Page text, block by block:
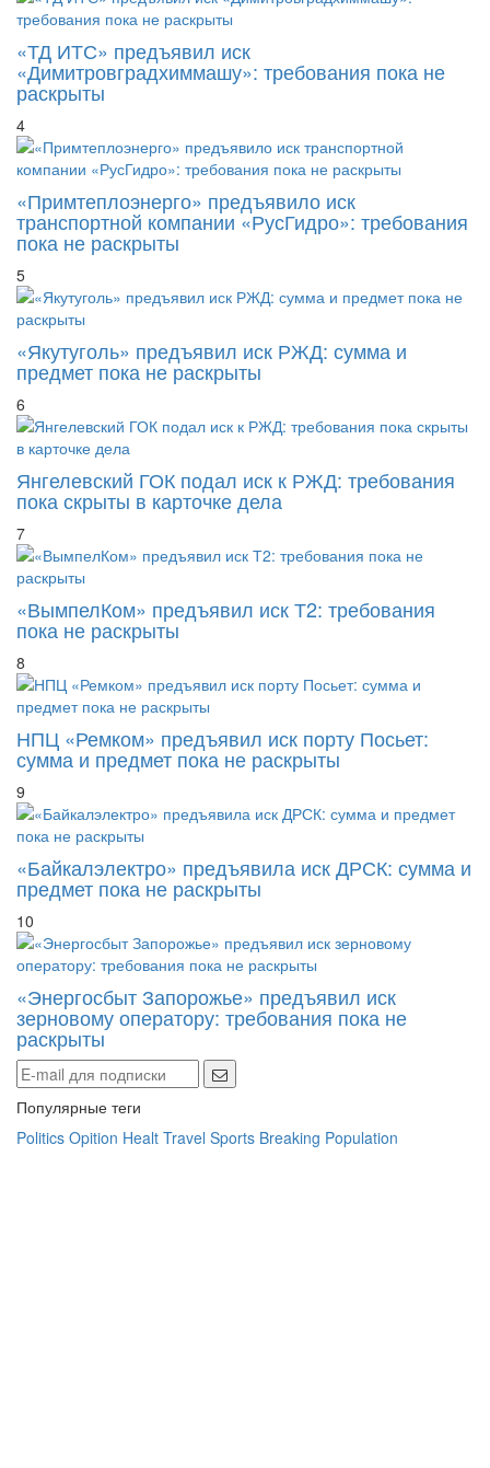
«ТД ИТС» предъявил иск
«Димитровградхиммашу»: требования пока не
раскрыты
4
«Примтеплоэнерго» предъявило иск
транспортной компании «РусГидро»: требования
пока не раскрыты
5
«Якутуголь» предъявил иск РЖД: сумма и
предмет пока не раскрыты
6
Янгелевский ГОК подал иск к РЖД: требования
пока скрыты в карточке дела
7
«ВымпелКом» предъявил иск Т2: требования
пока не раскрыты
8
НПЦ «Ремком» предъявил иск порту Посьет:
сумма и предмет пока не раскрыты
9
«Байкалэлектро» предъявила иск ДРСК: сумма и
предмет пока не раскрыты
10
«Энергосбыт Запорожье» предъявил иск
зерновому оператору: требования пока не
раскрыты
Популярные теги
Politics Opition Healt Travel Sports Breaking Population